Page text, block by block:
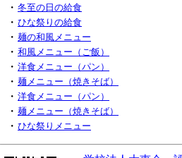
・ 冬至の日の給食
・ ひな祭りの給食
・ 麺の和風メニュー
・ 和風メニュー（ご飯）
・ 洋食メニュー（パン）
・ 麺メニュー（焼きそば）
・ 洋食メニュー（パン）
・ 麺メニュー（焼きそば）
・ ひな祭りメニュー
・ 和風メニュー